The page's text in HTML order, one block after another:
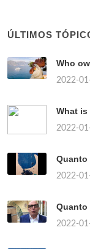
ÚLTIMOS
Who
2022-
What
2022-
Quanto
2022-
Quanto
2022-